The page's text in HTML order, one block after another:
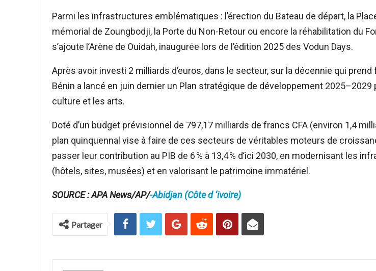
Parmi les infrastructures emblématiques : l’érection du Bateau de départ, la
mémorial de Zoungbodji, la Porte du Non-Retour ou encore la réhabilitation du
s’ajoute l’Arène de Ouidah, inaugurée lors de l’édition 2025 des Vodun Days.
Après avoir investi 2 milliards d’euros, dans le secteur, sur la décennie qui prend
Bénin a lancé en juin dernier un Plan stratégique de développement 2025–2029
culture et les arts.
Doté d’un budget prévisionnel de 797,17 milliards de francs CFA (environ 1,4
plan quinquennal vise à faire de ces secteurs de véritables moteurs de
passer leur contribution au PIB de 6 % à 13,4 % d’ici 2030, en modernisant les
(hôtels, sites, musées) et en valorisant le patrimoine immatériel.
SOURCE : APA News/AP/-Abidjan (Côte d ‘ivoire)
Partager